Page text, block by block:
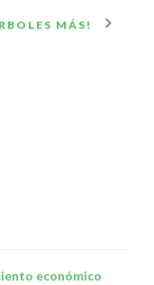
MÁS!
económico